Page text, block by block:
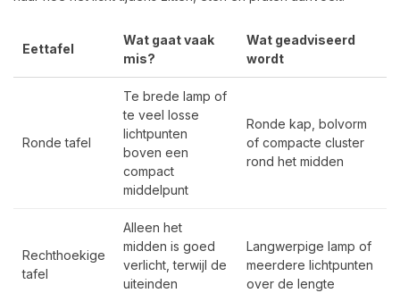
Eettafel
Wat gaat vaak
mis?
Wat geadviseerd
wordt
Ronde tafel
Te brede lamp of
te veel losse
lichtpunten
boven een
compact
middelpunt
Ronde kap, bolvorm
of compacte cluster
rond het midden
Rechthoekige
tafel
Alleen het
midden is goed
verlicht, terwijl de
uiteinden
Langwerpige lamp of
meerdere lichtpunten
over de lengte